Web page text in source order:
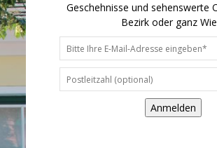
Geschehnisse und sehenswerte
Bezirk oder ganz
Anmelden